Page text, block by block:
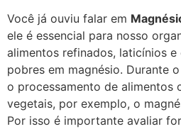
Você já ouviu falar em
ele é essencial para nosso
alimentos refinados, laticínios
pobres em magnésio. Durante
o processamento de alimentos
vegetais, por exemplo, o
Por isso é importante avaliar